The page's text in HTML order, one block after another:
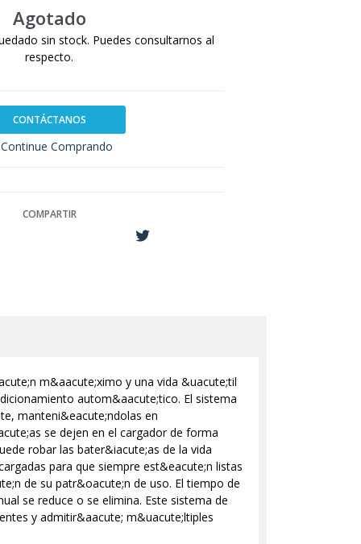
Agotado
sin stock. Puedes consultarnos al
respecto.
CONTÁCTANOS
Comprando
COMPARTIR
m&aacute;ximo y una vida &uacute;til
autom&aacute;tico. El sistema
manteni&eacute;ndolas en
se dejen en el cargador de forma
robar las bater&iacute;as de la vida
para que siempre est&eacute;n listas
de su patr&oacute;n de uso. El tiempo de
se reduce o se elimina. Este sistema de
y admitir&aacute; m&uacute;ltiples